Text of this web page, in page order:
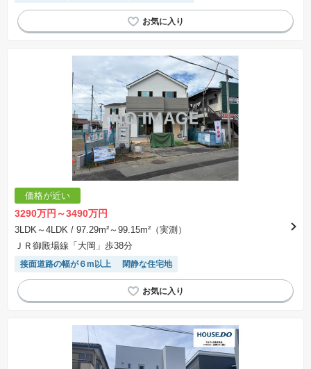
窓付き浴室
高機能トイレ
トイレ2個以上
価格が近い
3290万円～3490万円
3LDK～4LDK / 97.29m²～99.15m²（実測）
ＪＲ御殿場線「大岡」歩38分
接面道路の幅が６m以上 閑静な住宅地